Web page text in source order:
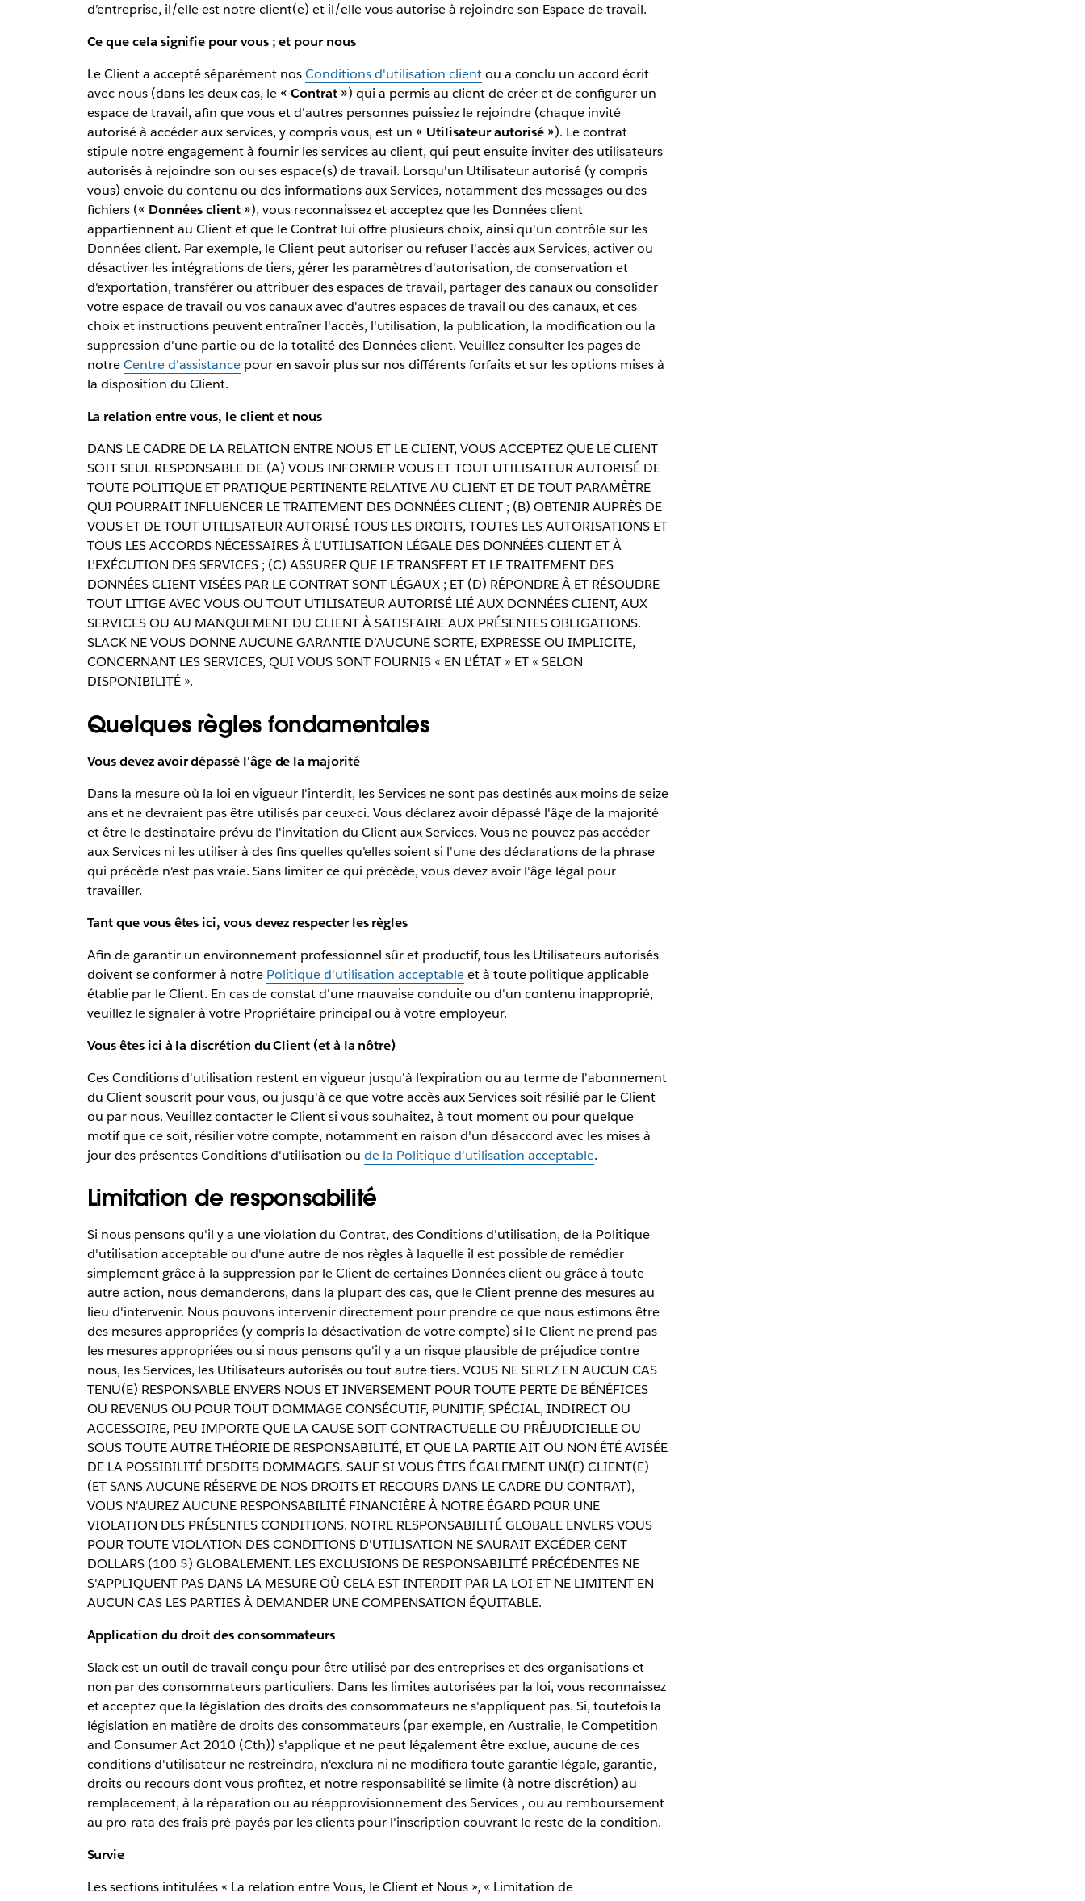
d’entreprise, il/elle est notre client(e) et il/elle vous autorise à rejoindre son Espace de travail.
Ce que cela signifie pour vous ; et pour nous
Le Client a accepté séparément nosConditions d'utilisation clientou a conclu un accord écrit
avec nous (dans les deux cas, le « Contrat ») qui a permis au client de créer et de configurer un
espace de travail, afin que vous et d'autres personnes puissiez le rejoindre (chaque invité
autorisé à accéder aux services, y compris vous, est un « Utilisateur autorisé »). Le contrat
stipule notre engagement à fournir les services au client, qui peut ensuite inviter des utilisateurs
autorisés à rejoindre son ou ses espace(s) de travail. Lorsqu'un Utilisateur autorisé (y compris
vous) envoie du contenu ou des informations aux Services, notamment des messages ou des
fichiers (« Données client »), vous reconnaissez et acceptez que les Données client
appartiennent au Client et que le Contrat lui offre plusieurs choix, ainsi qu'un contrôle sur les
Données client. Par exemple, le Client peut autoriser ou refuser l'accès aux Services, activer ou
désactiver les intégrations de tiers, gérer les paramètres d'autorisation, de conservation et
d'exportation, transférer ou attribuer des espaces de travail, partager des canaux ou consolider
votre espace de travail ou vos canaux avec d'autres espaces de travail ou des canaux, et ces
choix et instructions peuvent entraîner l'accès, l'utilisation, la publication, la modification ou la
suppression d'une partie ou de la totalité des Données client. Veuillez consulter les pages de
notreCentre d'assistancepour en savoir plus sur nos différents forfaits et sur les options mises à
la disposition du Client.
La relation entre vous, le client et nous
DANS LE CADRE DE LA RELATION ENTRE NOUS ET LE CLIENT, VOUS ACCEPTEZ QUE LE CLIENT
SOIT SEUL RESPONSABLE DE (A) VOUS INFORMER VOUS ET TOUT UTILISATEUR AUTORISÉ DE
TOUTE POLITIQUE ET PRATIQUE PERTINENTE RELATIVE AU CLIENT ET DE TOUT PARAMÈTRE
QUI POURRAIT INFLUENCER LE TRAITEMENT DES DONNÉES CLIENT ; (B) OBTENIR AUPRÈS DE
VOUS ET DE TOUT UTILISATEUR AUTORISÉ TOUS LES DROITS, TOUTES LES AUTORISATIONS ET
TOUS LES ACCORDS NÉCESSAIRES À L’UTILISATION LÉGALE DES DONNÉES CLIENT ET À
L’EXÉCUTION DES SERVICES ; (C) ASSURER QUE LE TRANSFERT ET LE TRAITEMENT DES
DONNÉES CLIENT VISÉES PAR LE CONTRAT SONT LÉGAUX ; ET (D) RÉPONDRE À ET RÉSOUDRE
TOUT LITIGE AVEC VOUS OU TOUT UTILISATEUR AUTORISÉ LIÉ AUX DONNÉES CLIENT, AUX
SERVICES OU AU MANQUEMENT DU CLIENT À SATISFAIRE AUX PRÉSENTES OBLIGATIONS.
SLACK NE VOUS DONNE AUCUNE GARANTIE D’AUCUNE SORTE, EXPRESSE OU IMPLICITE,
CONCERNANT LES SERVICES, QUI VOUS SONT FOURNIS « EN L’ÉTAT » ET « SELON
DISPONIBILITÉ ».
Quelques règles fondamentales
Vous devez avoir dépassé l'âge de la majorité
Dans la mesure où la loi en vigueur l'interdit, les Services ne sont pas destinés aux moins de seize
ans et ne devraient pas être utilisés par ceux-ci. Vous déclarez avoir dépassé l'âge de la majorité
et être le destinataire prévu de l'invitation du Client aux Services. Vous ne pouvez pas accéder
aux Services ni les utiliser à des fins quelles qu'elles soient si l'une des déclarations de la phrase
qui précède n'est pas vraie. Sans limiter ce qui précède, vous devez avoir l'âge légal pour
travailler.
Tant que vous êtes ici, vous devez respecter les règles
Afin de garantir un environnement professionnel sûr et productif, tous les Utilisateurs autorisés
doivent se conformer à notre Politique d'utilisation acceptableet à toute politique applicable
établie par le Client. En cas de constat d'une mauvaise conduite ou d'un contenu inapproprié,
veuillez le signaler à votre Propriétaire principal ou à votre employeur.
Vous êtes ici à la discrétion du Client (et à la nôtre)
Ces Conditions d'utilisation restent en vigueur jusqu'à l'expiration ou au terme de l'abonnement
du Client souscrit pour vous, ou jusqu'à ce que votre accès aux Services soit résilié par le Client
ou par nous. Veuillez contacter le Client si vous souhaitez, à tout moment ou pour quelque
motif que ce soit, résilier votre compte, notamment en raison d'un désaccord avec les mises à
jour des présentes Conditions d'utilisation ou de la Politique d'utilisation acceptable.
Limitation de responsabilité
Si nous pensons qu'il y a une violation du Contrat, des Conditions d'utilisation, de la Politique
d'utilisation acceptable ou d'une autre de nos règles à laquelle il est possible de remédier
simplement grâce à la suppression par le Client de certaines Données client ou grâce à toute
autre action, nous demanderons, dans la plupart des cas, que le Client prenne des mesures au
lieu d'intervenir. Nous pouvons intervenir directement pour prendre ce que nous estimons être
des mesures appropriées (y compris la désactivation de votre compte) si le Client ne prend pas
les mesures appropriées ou si nous pensons qu'il y a un risque plausible de préjudice contre
nous, les Services, les Utilisateurs autorisés ou tout autre tiers. VOUS NE SEREZ EN AUCUN CAS
TENU(E) RESPONSABLE ENVERS NOUS ET INVERSEMENT POUR TOUTE PERTE DE BÉNÉFICES
OU REVENUS OU POUR TOUT DOMMAGE CONSÉCUTIF, PUNITIF, SPÉCIAL, INDIRECT OU
ACCESSOIRE, PEU IMPORTE QUE LA CAUSE SOIT CONTRACTUELLE OU PRÉJUDICIELLE OU
SOUS TOUTE AUTRE THÉORIE DE RESPONSABILITÉ, ET QUE LA PARTIE AIT OU NON ÉTÉ AVISÉE
DE LA POSSIBILITÉ DESDITS DOMMAGES. SAUF SI VOUS ÊTES ÉGALEMENT UN(E) CLIENT(E)
(ET SANS AUCUNE RÉSERVE DE NOS DROITS ET RECOURS DANS LE CADRE DU CONTRAT),
VOUS N'AUREZ AUCUNE RESPONSABILITÉ FINANCIÈRE À NOTRE ÉGARD POUR UNE
VIOLATION DES PRÉSENTES CONDITIONS. NOTRE RESPONSABILITÉ GLOBALE ENVERS VOUS
POUR TOUTE VIOLATION DES CONDITIONS D'UTILISATION NE SAURAIT EXCÉDER CENT
DOLLARS (100 $) GLOBALEMENT. LES EXCLUSIONS DE RESPONSABILITÉ PRÉCÉDENTES NE
S'APPLIQUENT PAS DANS LA MESURE OÙ CELA EST INTERDIT PAR LA LOI ET NE LIMITENT EN
AUCUN CAS LES PARTIES À DEMANDER UNE COMPENSATION ÉQUITABLE.
Application du droit des consommateurs
Slack est un outil de travail conçu pour être utilisé par des entreprises et des organisations et
non par des consommateurs particuliers. Dans les limites autorisées par la loi, vous reconnaissez
et acceptez que la législation des droits des consommateurs ne s'appliquent pas. Si, toutefois la
législation en matière de droits des consommateurs (par exemple, en Australie, le Competition
and Consumer Act 2010 (Cth)) s'applique et ne peut légalement être exclue, aucune de ces
conditions d'utilisateur ne restreindra, n'exclura ni ne modifiera toute garantie légale, garantie,
droits ou recours dont vous profitez, et notre responsabilité se limite (à notre discrétion) au
remplacement, à la réparation ou au réapprovisionnement des Services , ou au remboursement
au pro-rata des frais pré-payés par les clients pour l'inscription couvrant le reste de la condition.
Survie
Les sections intitulées « La relation entre Vous, le Client et Nous », « Limitation de